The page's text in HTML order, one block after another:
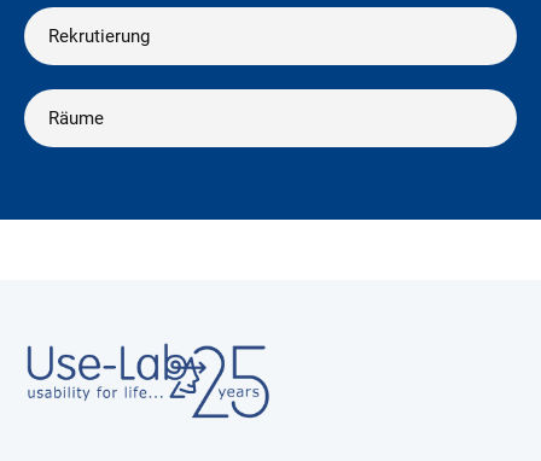
Rekrutierung
Räume